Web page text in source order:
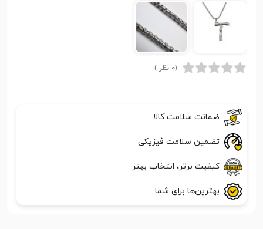
(0 نظر )
ضمانت سلامت کالا
تضمین سلامت فیزیکی
کیفیت برتر، انتخاب بهتر
بهترین‌ها برای شما